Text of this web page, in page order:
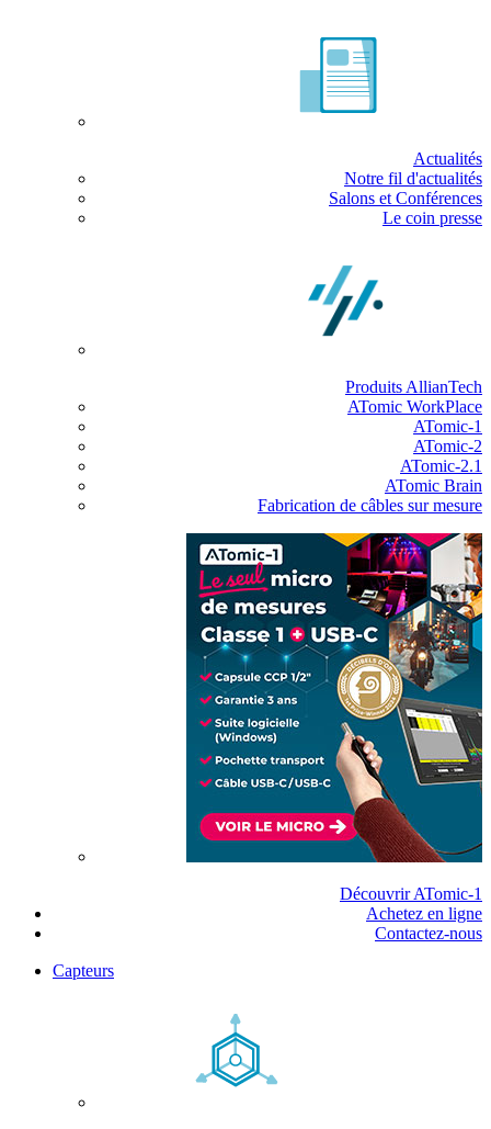
Actualités
Notre fil d'actualités
Salons et Conférences
Le coin presse
Produits AllianTech
ATomic WorkPlace
ATomic-1
ATomic-2
ATomic-2.1
ATomic Brain
Fabrication de câbles sur mesure
Découvrir ATomic-1
Achetez en ligne
Contactez-nous
Capteurs